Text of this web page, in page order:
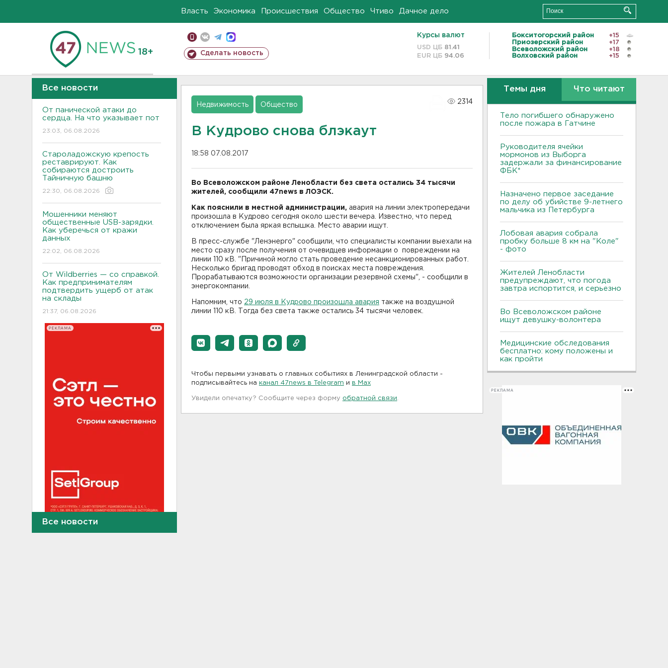
Власть Экономика Происшествия Общество Чтиво Дачное дело
18+ Сделать новость
Курсы валют
USD ЦБ 81.41
EUR ЦБ 94.06
Бокситогорский район
+15
Приозерский район
+17
Всеволожский район
+18
Волховский район
+15
Все новости
От панической атаки до
сердца. На что указывает пот
23:03, 06.08.2026
Староладожскую крепость
реставрируют. Как
собираются достроить
Тайничную башню
22:30, 06.08.2026
Мошенники меняют
общественные USB-зарядки.
Как уберечься от кражи
данных
22:02, 06.08.2026
От Wildberries — со справкой.
Как предпринимателям
подтвердить ущерб от атак
на склады
21:37, 06.08.2026
РЕКЛАМА
Тело погибшего
Все новости
Недвижимость Общество
2314
В Кудрово снова блэкаут
18:58 07.08.2017
Во Всеволожском районе Ленобласти без света остались 34 тысячи
жителей, сообщили 47news в ЛОЭСК.
Как пояснили в местной администрации, авария на линии электропередачи
произошла в Кудрово сегодня около шести вечера. Известно, что перед
отключением была яркая вспышка. Место аварии ищут.
В пресс-службе "Ленэнерго" сообщили, что специалисты компании выехали на
место сразу после получения от очевидцев информации о повреждении на
линии 110 кВ. "Причиной могло стать проведение несанкционированных работ.
Несколько бригад проводят обход в поисках места повреждения.
Прорабатываются возможности организации резервной схемы", - сообщили в
энергокомпании.
Напомним, что 29 июля в Кудрово произошла авария также на воздушной
линии 110 кВ. Тогда без света также остались 34 тысячи человек.
Чтобы первыми узнавать о главных событиях в Ленинградской области -
подписывайтесь на канал 47news в Telegram и в Maх
Увидели опечатку? Сообщите через форму обратной связи
Темы дня Что читают
Тело погибшего обнаружено
после пожара в Гатчине
Руководителя ячейки
мормонов из Выборга
задержали за финансирование
ФБК*
Назначено первое заседание
по делу об убийстве 9-летнего
мальчика из Петербурга
Лобовая авария собрала
пробку больше 8 км на "Коле"
- фото
Жителей Ленобласти
предупреждают, что погода
завтра испортится, и серьезно
Во Всеволожском районе
ищут девушку-волонтера
Медицинские обследования
бесплатно: кому положены и
как пройти
РЕКЛАМА